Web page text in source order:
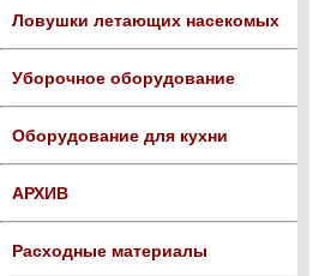
Ловушки летающих насекомых
Уборочное оборудование
Оборудование для кухни
АРХИВ
Расходные материалы